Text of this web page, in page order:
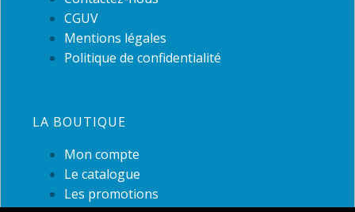
CGUV
Mentions légales
Politique de confidentialité
LA BOUTIQUE
Mon compte
Le catalogue
Les promotions